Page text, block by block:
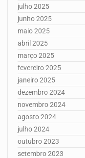
julho 2025
junho 2025
maio 2025
abril 2025
março 2025
fevereiro 2025
janeiro 2025
dezembro 2024
novembro 2024
agosto 2024
julho 2024
outubro 2023
setembro 2023